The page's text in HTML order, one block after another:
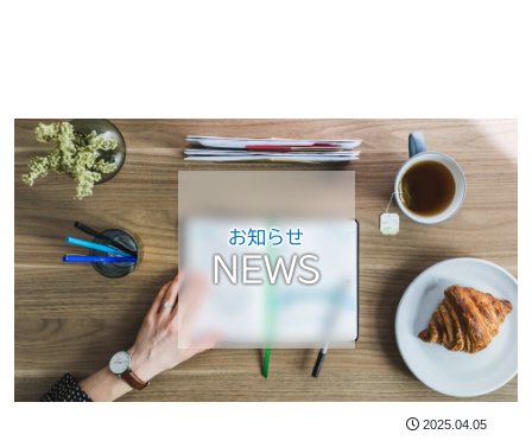
お知らせ
NEWS
2025.04.05